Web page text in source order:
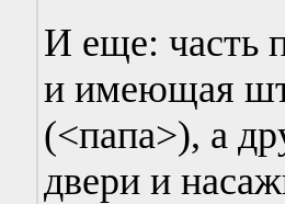
И еще: часть
и имеющая
(<папа>), а
двери и